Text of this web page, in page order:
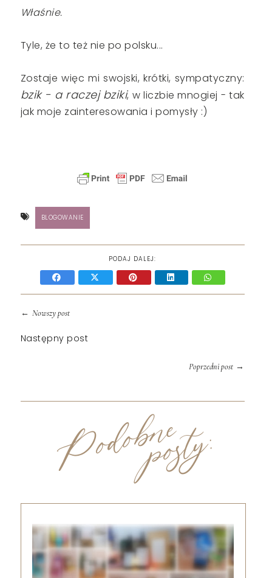
Właśnie.
Tyle, że to też nie po polsku...
Zostaje więc mi swojski, krótki, sympatyczny:
bzik - a raczej bziki, w liczbie mnogiej - tak
jak moje zainteresowania i pomysły :)
BLOGOWANIE
PODAJ DALEJ:
← Nowszy post
Następny post
Poprzedni post→